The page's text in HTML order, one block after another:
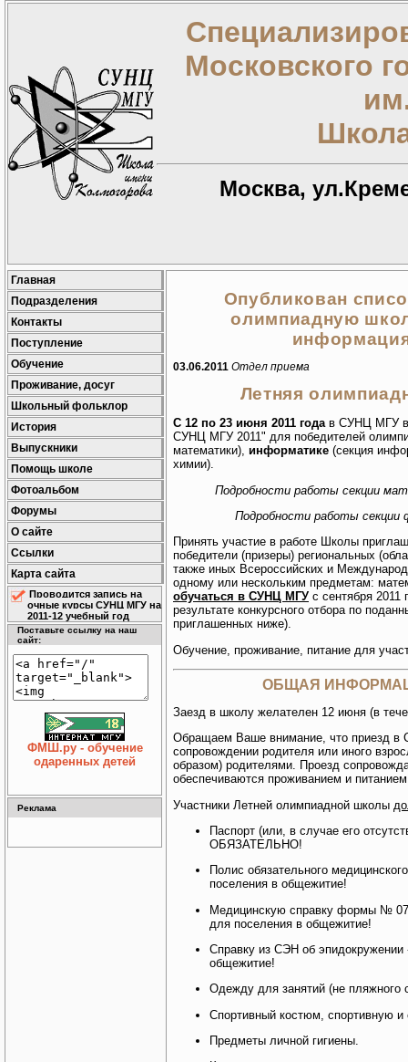
Московского
Москва,
Главная
Подразделения
Контакты
Поступление
Обучение
Проживание, досуг
Школьный фольклор
История
Выпускники
Помощь школе
Фотоальбом
Форумы
О сайте
Ссылки
Карта сайта
Проводится запись на
очные курсы СУНЦ МГУ на
2011-12 учебный год
Поставьте ссылку на наш
сайт:
ФМШ.ру - обучение
одаренных детей
Реклама
Опубликован
олимпиадную
03.06.2011 Отдел приема
Летняя
С 12 по 23 июня 2011 года в СУНЦ МГУ в
СУНЦ МГУ 2011" для победителей
математики), информатике (секция
химии).
Подробности работы секции
Подробности работы секции
Принять участие в работе Школы
победители (призеры) региональных
также иных Всероссийских и
одному или нескольким предметам:
обучаться в СУНЦ МГУ с сентября
результате конкурсного отбора по
приглашенных ниже).
Обучение, проживание, питание для
ОБЩАЯ
Заезд в школу желателен 12 июня (в
Обращаем Ваше внимание, что приезд
сопровождении родителя или иного
образом) родителями. Проезд
обеспечиваются проживанием и
Участники Летней олимпиадной школы
Паспорт (или, в случае его
ОБЯЗАТЕЛЬНО!
Полис обязательного
поселения в общежитие!
Медицинскую справку формы №
для поселения в общежитие!
Cправку из СЭН об
общежитие!
Одежду для занятий (не пляжного
Спортивный костюм, спортивную
Предметы личной гигиены.